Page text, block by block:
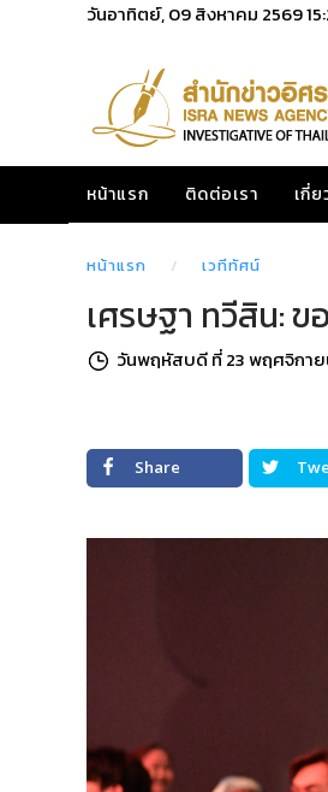
วันอาทิตย์, 09 สิงหาคม 2569
หน้าแรก ติดต่อเรา เกี่
หน้าแรก เวทีทัศน์
เศรษฐา ทวีสิน:
วันพฤหัสบดี ที่ 23 พฤศจิกาย
Share